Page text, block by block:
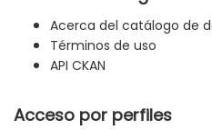
Acerca del catálogo de
Términos de uso
API CKAN
Acceso por perfiles